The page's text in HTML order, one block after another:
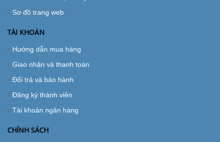
Sơ đồ trang web
TÀI KHOẢN
Hướng dẫn mua hàng
Giao nhận và thanh toán
Đổi trả và bảo hành
Đăng ký thành viên
Tài khoản ngân hàng
CHÍNH SÁCH